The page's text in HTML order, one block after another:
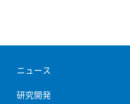
ニュース
研究開発